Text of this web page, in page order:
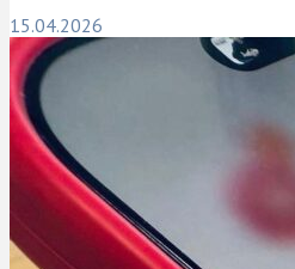
15.04.2026